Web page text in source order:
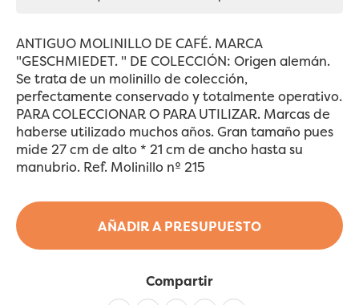
AÑADIR A PRESUPUESTO
ANTIGUO MOLINILLO DE CAFÉ. MARCA
"GESCHMIEDET. " DE COLECCIÓN: Origen alemán.
Se trata de un molinillo de colección,
perfectamente conservado y totalmente operativo.
PARA COLECCIONAR O PARA UTILIZAR. Marcas de
haberse utilizado muchos años. Gran tamaño pues
mide 27 cm de alto * 21 cm de ancho hasta su
manubrio. Ref. Molinillo nº 215
Compartir